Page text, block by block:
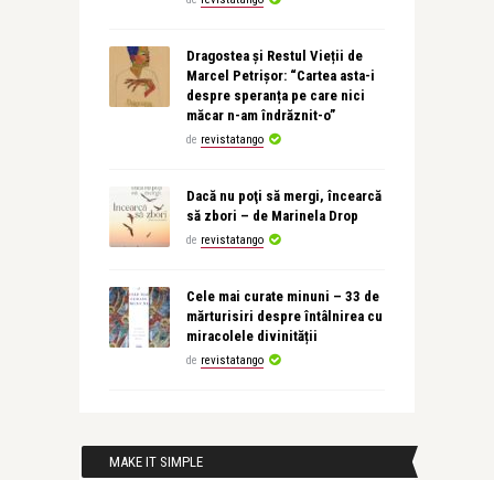
Dragostea și Restul Vieții de
Marcel Petrișor: “Cartea asta-i
despre speranța pe care nici
măcar n-am îndrăznit-o”
de revistatango
Dacă nu poţi să mergi, încearcă
să zbori – de Marinela Drop
de revistatango
Cele mai curate minuni – 33 de
mărturisiri despre întâlnirea cu
miracolele divinității
de revistatango
MAKE IT SIMPLE